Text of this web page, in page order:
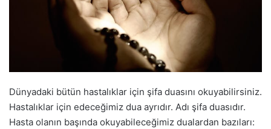
Dünyadaki bütün hastalıklar için şifa duasını okuyabilirsiniz.
Hastalıklar için edeceğimiz dua ayrıdır. Adı şifa duasıdır.
Hasta olanın başında okuyabileceğimiz dualardan bazıları: